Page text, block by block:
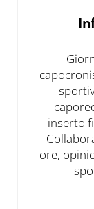
inserto
ore,